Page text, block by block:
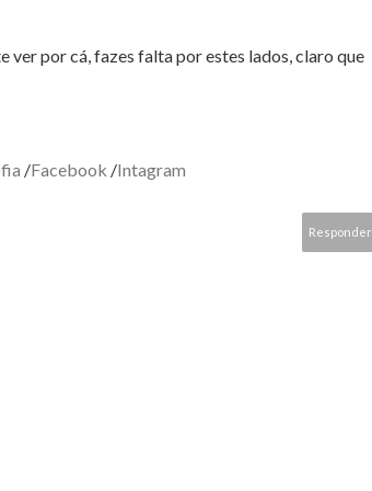
ver por cá, fazes falta por estes lados, claro que
/Facebook /Intagram
Responder